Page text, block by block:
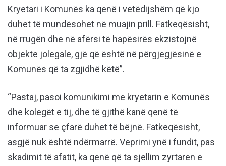
Kryetari i Komunës ka qenë i vetëdijshëm që kjo
duhet të mundësohet në muajin prill. Fatkeqësisht,
në rrugën dhe në afërsi të hapësirës ekzistojnë
objekte jolegale, gjë që është në përgjegjësinë e
Komunës që ta zgjidhë këtë”.
“Pastaj, pasoi komunikimi me kryetarin e Komunës
dhe kolegët e tij, dhe të gjithë kanë qenë të
informuar se çfarë duhet të bëjnë. Fatkeqësisht,
asgjë nuk është ndërmarrë. Veprimi ynë i fundit, pas
skadimit të afatit, ka qenë që ta sjellim zyrtaren e